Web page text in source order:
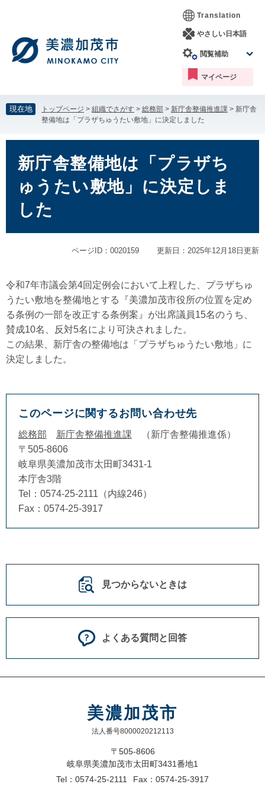
す。
し
て
本
へ
Translation
やさしい日本語
閲覧補助
マイページ
現在地 トップページ > 組織でさがす > 総務部 > 新庁舎整備推進課 > 新庁舎
整備地は「プラザちゅうたい敷地」に決定しました
新庁舎整備地は「プラザち
ゅうたい敷地」に決定しま
した
ページID：0020159 更新日：2025年12月18日更新
令和7年市議会第4回定例会において上程した、プラザちゅ
うたい敷地を整備地とする『美濃加茂市役所の位置を定め
る条例の一部を改正する条例案』が出席議員15名のうち、
賛成10名、反対5名により可決されました。
この結果、新庁舎の整備地は「プラザちゅうたい敷地」に
決定しました。
このページに関するお問い合わせ先
総務部 新庁舎整備推進課
新庁舎整備推進係
〒505-8606
岐阜県美濃加茂市太田町3431-1
本庁舎3階
Tel：0574-25-2111（内線246）
Fax：0574-25-3917
見つからないときは
よくある質問と回答
美濃加茂市
法人番号8000020212113
〒505-8606
岐阜県美濃加茂市太田町3431番地1
Tel：0574-25-2111
Fax：0574-25-3917